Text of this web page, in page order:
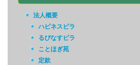
法人概要
ハピネスビラ
るぴなすビラ
ことほぎ苑
定款